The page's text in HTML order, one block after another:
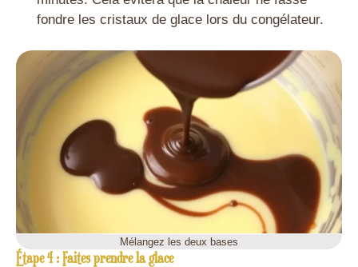
fondre les cristaux de glace lors du congélateur.
Mélangez les deux bases
Étape 4 : Faites prendre la glace